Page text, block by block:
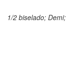
1/2 biselado; Demi;